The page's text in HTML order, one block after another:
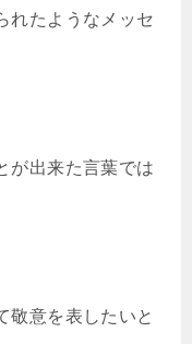
れたようなメッセ
が出来た言葉では
敬意を表したいと